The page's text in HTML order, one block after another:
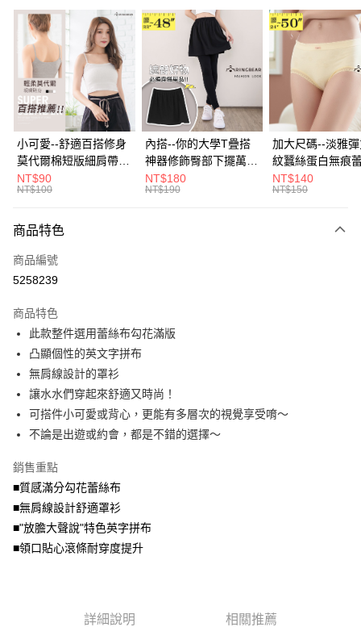
超商取貨付款
LINE Pay
Apple Pay
街口支付
悠遊付
Google Pay
全盈+PAY
大哥付你分期
【大哥付你分期使用說明】
1.本服務由台灣大哥大提供，台灣大哥大用戶可立即使用無須另外申請。
流程，驗證手機門號後，選擇欲分期的期數、繳款截止日，確認付款後即完
成交易。
3.實際核准額度、可分期數及費用金額請依後續交易確認頁面所載為準。
4.訂單成立30分鐘內，如未前往確認交易或遇審核未通過，訂單將自動取
法說明評估內容。
【繳款方式說明】
1.分期款項不併入電信帳單，「大哥付你分期」於每月結算日後寄送繳費提
醒簡訊。
2.透過簡訊連結打開帳單後，可選擇「超商條碼／台灣大直營門市／銀行轉
【注意事項】
1.本服務係由「台灣大哥大股份有限公司」（以下簡稱本公司）所提供，讓
用戶於交易時，得透過本服務購買商品或服務，並由商店將買賣／分期付款
買賣價金債權讓與本公司後，依約使用本公司帳單繳交帳款。
資料（包含姓名、電話或地址）提供予台灣大哥大進項蒐集、處理及利用，
AFTEE先享後付
【關於「AFTEE先享後付」】
AFTEE先享後付是「在收到商品之後才付款」的支付方式。 讓您購物簡單
便利好安心！
１．簡單：不需註冊會員、不需綁卡、不需儲值。
２．便利：只要手機號碼，簡訊認證，即可結帳。
３．安心：先確認商品／服務後，再付款。
【「AFTEE先享後付」結帳流程】
１．於結帳方式選擇「AFTEE先享後付」後，將跳轉至「AFTEE先享後付」
３．收到繳費通知簡訊後14天內，點擊此簡訊中的連結，可透過四大超商／
ATM／網路銀行／等多元方式進行付款，方視為交易完成。
※ 請注意：結帳手續完成當下不需立刻繳費，但若您需要取消訂單，請聯絡
購買商品的店家。未經商家同意取消之訂單仍視為有效，需透過AFTEE先享
後付繳納相關費用。
※ 交易是否成功請以「AFTEE先享後付 」之結帳頁面顯示為準，若有關於
１．透過由恩沛科技股份有限公司提供之「AFTEE先享後付」服務完成之交
ATM付款
全家取貨付款
每筆NT$70，滿NT$699(含以上)免運費
付款後全家取貨
每筆NT$70，滿NT$699(含以上)免運費
7-11取貨付款
每筆NT$70，滿NT$799(含以上)免運費
付款後7-11取貨
每筆NT$100，滿NT$1,000(含以上)免運費
小可愛--舒適百搭修身
莫代爾棉短版細肩帶素
色背心(白.黑.灰L-2L)-
U582眼圈熊中大尺碼
NT$90
NT$100
內搭--你的大學T疊搭
神器修飾臀部下擺萬用
內搭裙/遮臀裙(黑2L-
6L)-Q155眼圈熊中大
NT$180
NT$190
加大尺碼--淡雅
紋蠶絲蛋白無痕
角內褲(白.粉.藍.
3L)-L28眼圈熊中
NT$140
NT$150
商品特色
商品編號
5258239
商品特色
此款整件選用蕾絲布勾花滿版
凸顯個性的英文字拼布
無肩線設計的罩衫
讓水水們穿起來舒適又時尚！
可搭件小可愛或背心，更能有多層次的視覺享受唷～
不論是出遊或約會，都是不錯的選擇～
銷售重點
■質感滿分勾花蕾絲布
■無肩線設計舒適罩衫
■"放膽大聲說"特色英字拼布
■領口貼心滾條耐穿度提升
詳細說明 相關推薦